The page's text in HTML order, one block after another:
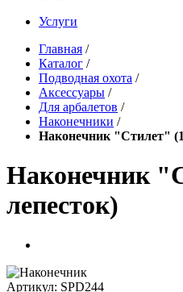
Услуги
Главная /
Каталог /
Подводная охота /
Аксессуары /
Для арбалетов /
Наконечники /
Наконечник "Стилет" (1
Наконечник
лепесток)
Артикул: SPD244